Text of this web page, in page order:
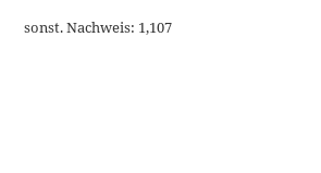
sonst. Nachweis: 1,107